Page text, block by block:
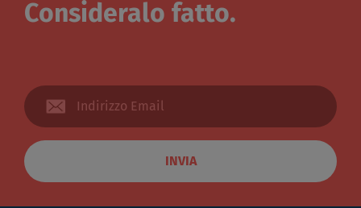
Consideralo fatto.
INVIA